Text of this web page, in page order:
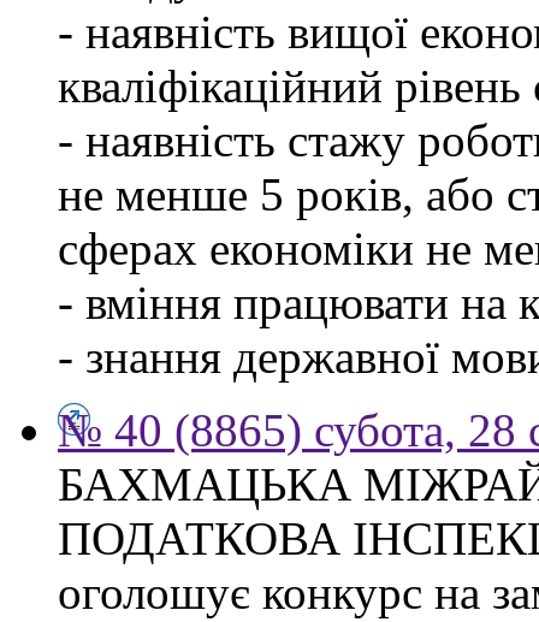
- наявність вищої
кваліфікаційний рівень
- наявність стажу
не менше 5 років, або
сферах економіки не
- вміння працювати на
- знання державної
№ 40 (8865) субота, 28
БАХМАЦЬКА
ПОДАТКОВА
оголошує конкурс на